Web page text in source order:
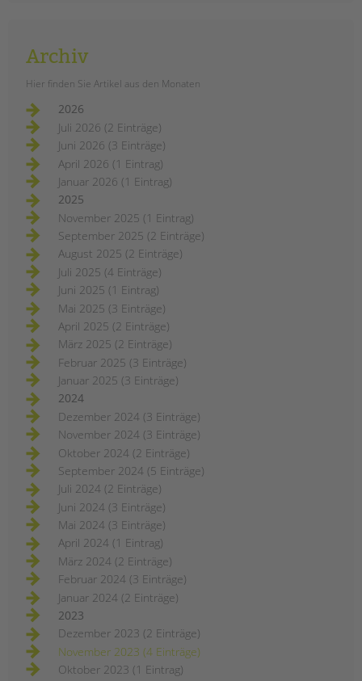
Archiv
Hier finden Sie Artikel aus den Monaten
2026
Juli 2026 (2 Einträge)
Juni 2026 (3 Einträge)
April 2026 (1 Eintrag)
Januar 2026 (1 Eintrag)
2025
November 2025 (1 Eintrag)
September 2025 (2 Einträge)
August 2025 (2 Einträge)
Juli 2025 (4 Einträge)
Juni 2025 (1 Eintrag)
Mai 2025 (3 Einträge)
April 2025 (2 Einträge)
März 2025 (2 Einträge)
Februar 2025 (3 Einträge)
Januar 2025 (3 Einträge)
2024
Dezember 2024 (3 Einträge)
November 2024 (3 Einträge)
Oktober 2024 (2 Einträge)
September 2024 (5 Einträge)
Juli 2024 (2 Einträge)
Juni 2024 (3 Einträge)
Mai 2024 (3 Einträge)
April 2024 (1 Eintrag)
März 2024 (2 Einträge)
Februar 2024 (3 Einträge)
Januar 2024 (2 Einträge)
2023
Dezember 2023 (2 Einträge)
November 2023 (4 Einträge)
Oktober 2023 (1 Eintrag)